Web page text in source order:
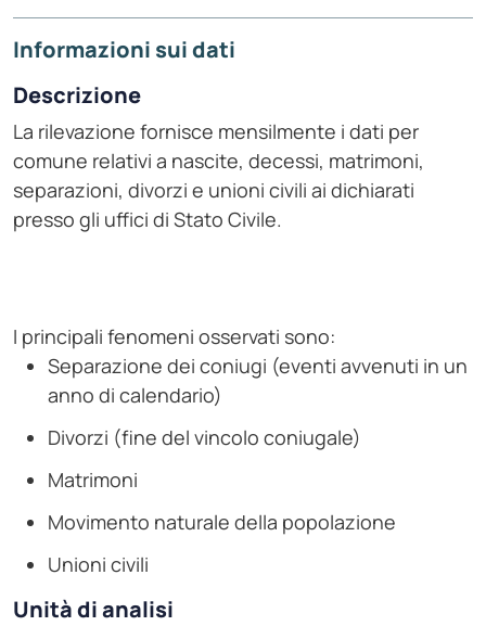
Informazioni sui dati
Descrizione
La rilevazione fornisce mensilmente i dati per
comune relativi a nascite, decessi, matrimoni,
separazioni, divorzi e unioni civili ai dichiarati
presso gli uffici di Stato Civile.
I principali fenomeni osservati sono:
Separazione dei coniugi (eventi avvenuti in un
anno di calendario)
Divorzi (fine del vincolo coniugale)
Matrimoni
Movimento naturale della popolazione
Unioni civili
Unità di analisi